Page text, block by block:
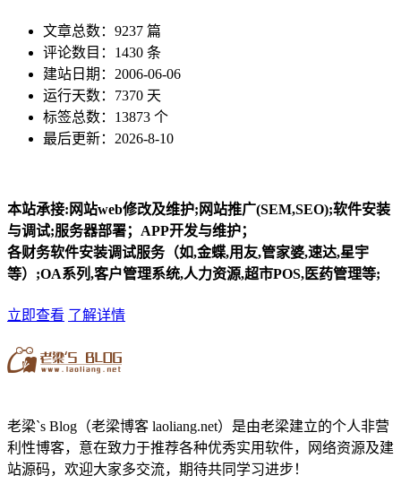
文章总数：9237 篇
评论数目：1430 条
建站日期：2006-06-06
运行天数：7370 天
标签总数：13873 个
最后更新：2026-8-10
本站承接:网站web修改及维护;网站推广(SEM,SEO);软件安装
与调试;服务器部署；APP开发与维护；
各财务软件安装调试服务（如,金蝶,用友,管家婆,速达,星宇
等）;OA系列,客户管理系统,人力资源,超市POS,医药管理等;
立即查看 了解详情
老梁`s Blog（老梁博客 laoliang.net）是由老梁建立的个人非营
利性博客，意在致力于推荐各种优秀实用软件，网络资源及建
站源码，欢迎大家多交流，期待共同学习进步！